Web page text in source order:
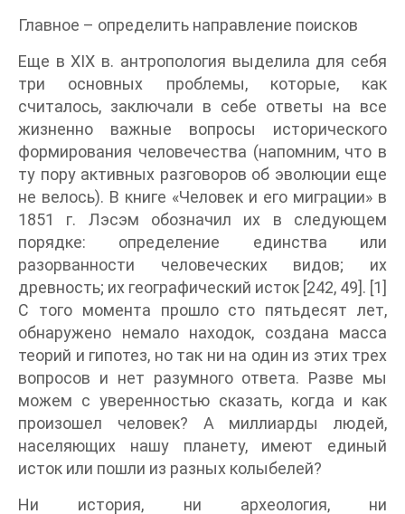
Главное – определить направление поисков
Еще в XIX в. антропология выделила для себя
три основных проблемы, которые, как
считалось, заключали в себе ответы на все
жизненно важные вопросы исторического
формирования человечества (напомним, что в
ту пору активных разговоров об эволюции еще
не велось). В книге «Человек и его миграции» в
1851 г. Лэсэм обозначил их в следующем
порядке: определение единства или
разорванности человеческих видов; их
древность; их географический исток [242, 49]. [1]
С того момента прошло сто пятьдесят лет,
обнаружено немало находок, создана масса
теорий и гипотез, но так ни на один из этих трех
вопросов и нет разумного ответа. Разве мы
можем с уверенностью сказать, когда и как
произошел человек? А миллиарды людей,
населяющих нашу планету, имеют единый
исток или пошли из разных колыбелей?
Ни история, ни археология, ни